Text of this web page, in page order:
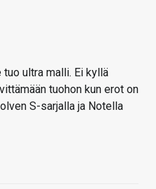
ultra malli. Ei kyllä
tuohon kun erot on
S-sarjalla ja Notella